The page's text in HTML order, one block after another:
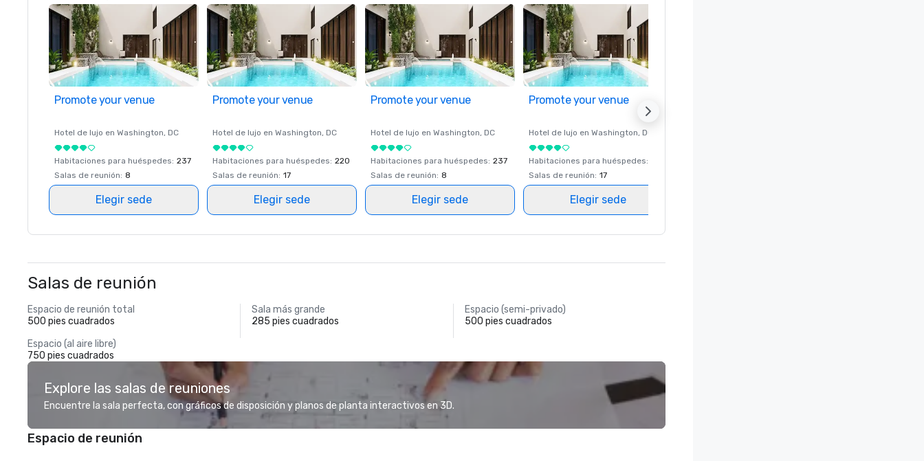
Promote your venue
Hotel de lujo en Washington, DC
Habitaciones para huéspedes: 237
Salas de reunión: 8
Elegir sede
Promote your venue
Hotel de lujo en Washington, DC
Habitaciones para huéspedes: 220
Salas de reunión: 17
Elegir sede
Promote your venue
Hotel de lujo en Washington, DC
Habitaciones para huéspedes: 237
Salas de reunión: 8
Elegir sede
Promote your venue
Hotel de lujo en Washington, DC
Habitaciones para huéspedes:
Salas de reunión: 17
Elegir sede
Salas de reunión
Espacio de reunión total
500 pies cuadrados
Sala más grande
285 pies cuadrados
Espacio (semi-privado)
500 pies cuadrados
Espacio (al aire libre)
750 pies cuadrados
Explore las salas de reuniones
Encuentre la sala perfecta, con gráficos de disposición y planos de planta interactivos en 3D.
Espacio de reunión